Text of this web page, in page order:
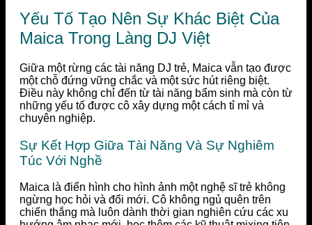
Yếu Tố Tạo Nên Sự Khác Biệt Của
Maica Trong Làng DJ Việt
Giữa một rừng các tài năng DJ trẻ, Maica vẫn tạo được
một chỗ đứng vững chắc và một sức hút riêng biệt.
Điều này không chỉ đến từ tài năng bẩm sinh mà còn từ
những yếu tố được cô xây dựng một cách tỉ mỉ và
chuyên nghiệp.
Sự Kết Hợp Giữa Tài Năng Và Sự Nghiêm
Túc Với Nghề
Maica là điển hình cho hình ảnh một nghệ sĩ trẻ không
ngừng học hỏi và đổi mới. Cô không ngủ quên trên
chiến thắng mà luôn dành thời gian nghiên cứu các xu